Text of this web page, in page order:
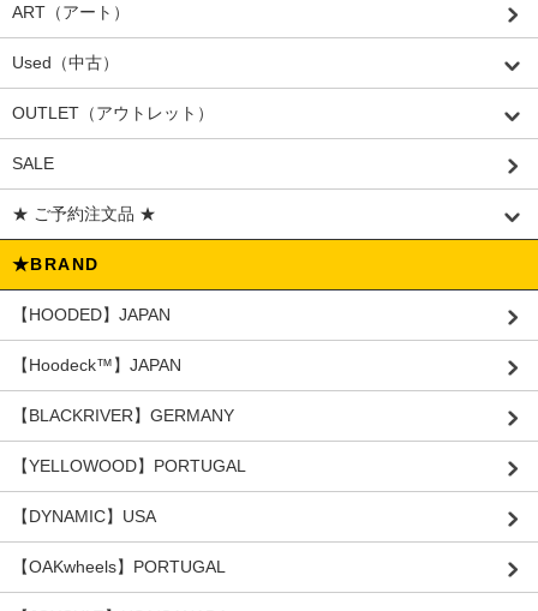
ART（アート）
Used（中古）
OUTLET（アウトレット）
SALE
★ ご予約注文品 ★
★BRAND
【HOODED】JAPAN
【Hoodeck™️】JAPAN
【BLACKRIVER】GERMANY
【YELLOWOOD】PORTUGAL
【DYNAMIC】USA
【OAKwheels】PORTUGAL